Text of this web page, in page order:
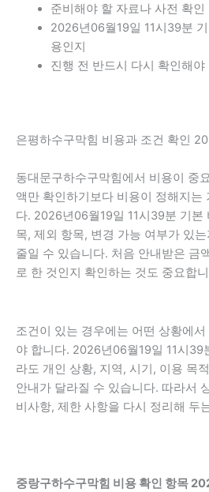
준비해야 할 자료나 사전 확인
2026년06월19일 11시39분
용인지
진행 전 반드시 다시 확인해야
은평하수구막힘 비용과 조건 확인
동대문구하수구막힘에서 비용이 중
액만 확인하기보다 비용이 정해지는
다. 2026년06월19일 11시39분 기본
목, 제외 항목, 변경 가능 여부가 있
줄일 수 있습니다. 처음 안내받은 금
로 한 것인지 확인하는 것도 중요합
조건이 있는 경우에는 어떤 상황에
야 합니다. 2026년06월19일 11시39
라도 개인 상황, 지역, 시기, 이용 목
안내가 달라질 수 있습니다. 따라서
비사항, 제한 사항을 다시 정리해 두
중랑구하수구막힘 비용 확인 항목